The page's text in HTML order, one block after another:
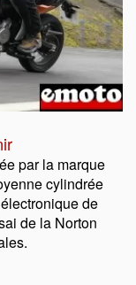
par la marque
cylindrée
de
de la Norton